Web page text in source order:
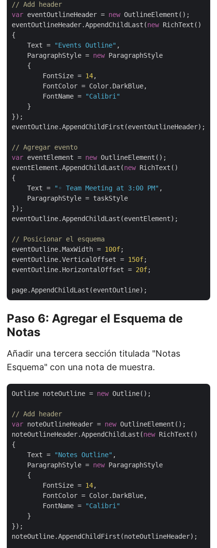
// Add header
var eventOutlineHeader = new OutlineElement();
eventOutlineHeader.AppendChildLast(new RichText()
{
    Text =
"Events Outline" ,
    ParagraphStyle =
new ParagraphStyle
    {
        FontSize =
14,
        FontColor = Color.DarkBlue,
        FontName =
"Calibri"
    }
});
eventOutline.AppendChildFirst(eventOutlineHeader);
// Agregar evento
var eventElement = new OutlineElement();
eventElement.AppendChildLast(new RichText()
{
    Text =
"◦ Team Meeting at 3:00 PM" ,
    ParagraphStyle = taskStyle
});
eventOutline.AppendChildLast(eventElement);
// Posicionar el esquema
eventOutline.MaxWidth = 100f;
eventOutline.VerticalOffset = 150f;
eventOutline.HorizontalOffset = 20f;
Paso 6: Agregar el Esquema de
Notas
Añadir una tercera sección titulada "Notas
Esquema" con una nota de muestra.
Outline noteOutline = new Outline();
// Add header
var noteOutlineHeader = new OutlineElement();
noteOutlineHeader.AppendChildLast(new RichText()
{
    Text =
"Notes Outline" ,
    ParagraphStyle =
new ParagraphStyle
    {
        FontSize =
14,
        FontColor = Color.DarkBlue,
        FontName =
"Calibri"
    }
});
noteOutline.AppendChildFirst(noteOutlineHeader);